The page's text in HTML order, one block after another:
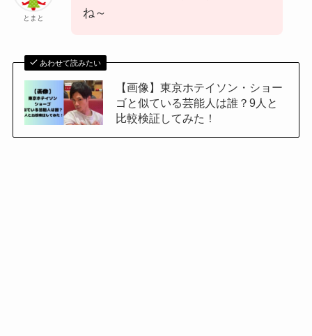
とまと
ね～
あわせて読みたい
【画像】東京ホテイソン・ショー
ゴと似ている芸能人は誰？9人と
比較検証してみた！